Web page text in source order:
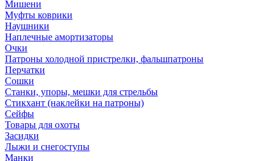
Мишени
Муфты коврики
Наушники
Наплечные амортизаторы
Очки
Патроны холодной пристрелки, фальшпатроны
Перчатки
Сошки
Станки, упоры, мешки для стрельбы
Стикхант (наклейки на патроны)
Сейфы
Товары для охоты
Засидки
Лыжи и снегоступы
Манки